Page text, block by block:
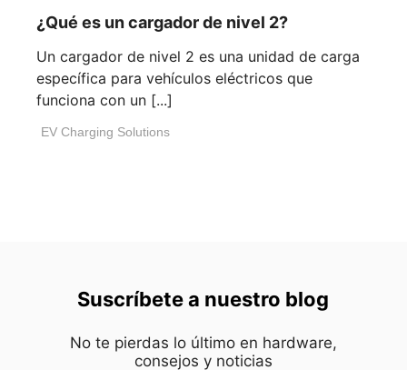
¿Qué es un cargador de nivel 2?
Un cargador de nivel 2 es una unidad de carga
específica para vehículos eléctricos que
funciona con un [...]
EV Charging Solutions
Suscríbete a nuestro blog
No te pierdas lo último en hardware,
consejos y noticias